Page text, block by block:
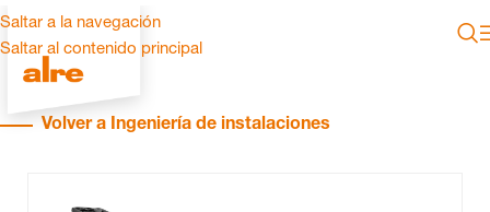
Saltar a la navegación
Saltar al contenido principal
Volver a Ingeniería de instalaciones